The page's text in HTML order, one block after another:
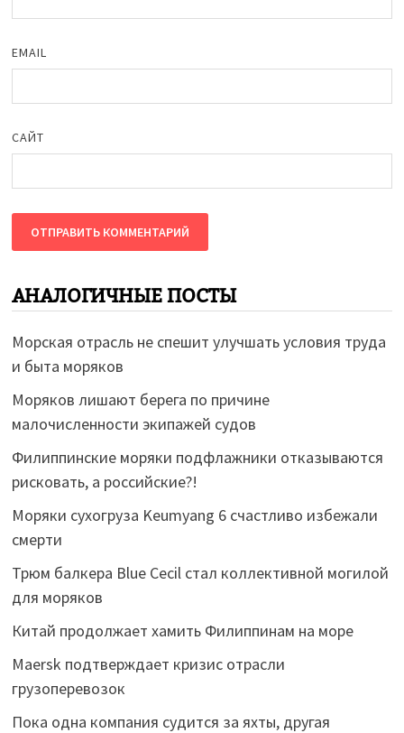
EMAIL
САЙТ
АНАЛОГИЧНЫЕ ПОСТЫ
Морская отрасль не спешит улучшать условия труда
и быта моряков
Моряков лишают берега по причине
малочисленности экипажей судов
Филиппинские моряки подфлажники отказываются
рисковать, а российские?!
Моряки сухогруза Keumyang 6 счастливо избежали
смерти
Трюм балкера Blue Cecil стал коллективной могилой
для моряков
Китай продолжает хамить Филиппинам на море
Maersk подтверждает кризис отрасли
грузоперевозок
Пока одна компания судится за яхты, другая